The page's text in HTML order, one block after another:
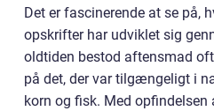
Det er fascinerende at se på,
opskrifter har udviklet sig
oldtiden bestod aftensmad
på det, der var tilgængeligt i
korn og fisk. Med